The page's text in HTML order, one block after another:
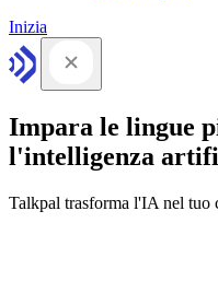
Inizia
Impara le lingue
l'intelligenza
Talkpal trasforma l'IA nel tuo